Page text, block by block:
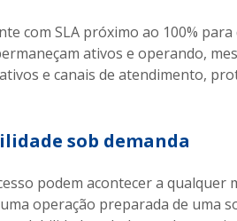
com SLA próximo ao 100%
ativos e operando,
e canais de atendimento,
sob demanda
podem acontecer a
operação preparada de uma